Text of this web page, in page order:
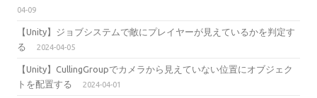
04-09
【Unity】ジョブシステムで敵にプレイヤーが見えているかを判定す
る
2024-04-05
【Unity】CullingGroupでカメラから見えていない位置にオブジェク
トを配置する
2024-04-01